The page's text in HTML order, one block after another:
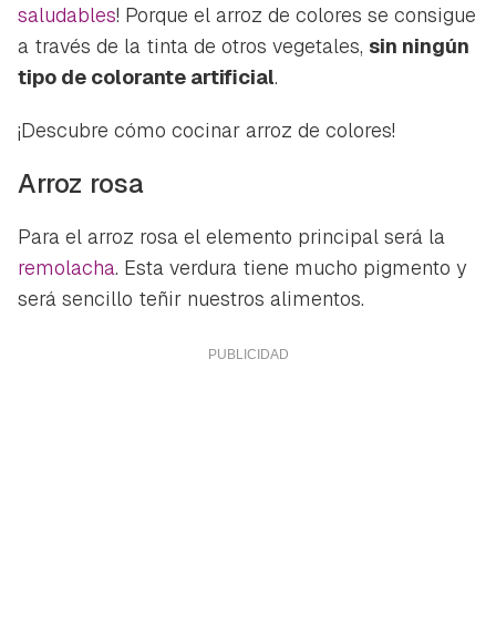
saludables! Porque el arroz de colores se consigue
a través de la tinta de otros vegetales, sin ningún
tipo de colorante artificial.
¡Descubre cómo cocinar arroz de colores!
Arroz rosa
Para el arroz rosa el elemento principal será la
remolacha. Esta verdura tiene mucho pigmento y
será sencillo teñir nuestros alimentos.